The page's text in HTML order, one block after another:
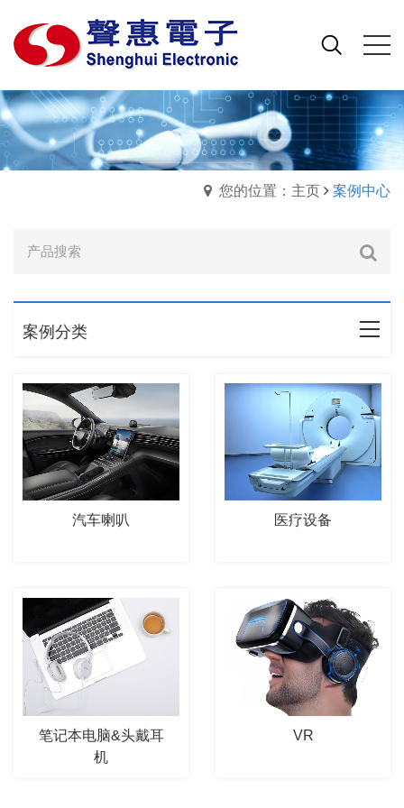
您的位置：主页 案例中心
案例分类
汽车喇叭 医疗设备
笔记本电脑&头戴耳
机
VR